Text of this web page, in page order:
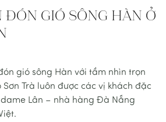
ĐÓN GIÓ SÔNG HÀN Ở
gió sông Hàn với tầm nhìn trọn
Trà luôn được các vị khách đặc
Lân – nhà hàng Đà Nẵng